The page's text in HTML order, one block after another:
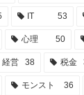
IT 53
心理 50
経営 38 税金
モンスト 36